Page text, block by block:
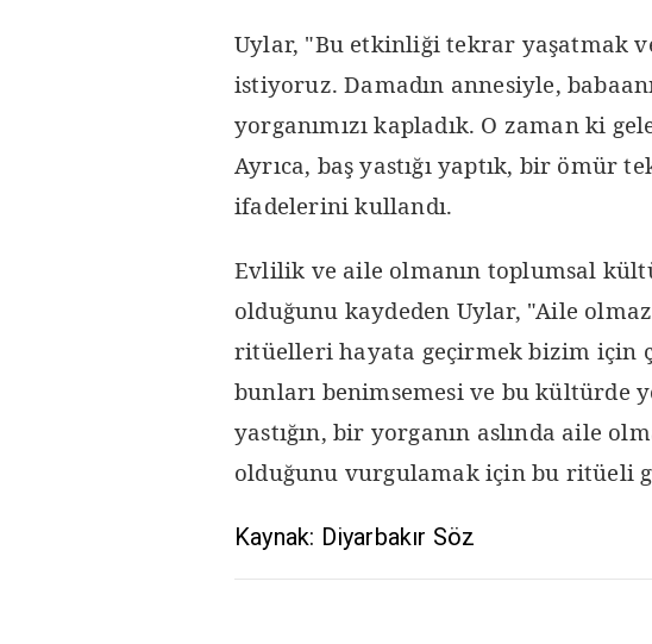
Uylar, "Bu etkinliği tekrar yaşatmak
istiyoruz. Damadın annesiyle,
yorganımızı kapladık. O zaman ki
Ayrıca, baş yastığı yaptık, bir ömür
ifadelerini kullandı.
Evlilik ve aile olmanın toplumsal
olduğunu kaydeden Uylar, "Aile
ritüelleri hayata geçirmek bizim için
bunları benimsemesi ve bu kültürde
yastığın, bir yorganın aslında aile
olduğunu vurgulamak için bu ritüeli
Kaynak: Diyarbakır Söz